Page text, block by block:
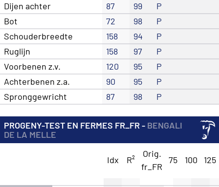
Dijen achter
87 99
P
Bot
72 98
P
Schouderbreedte
158 94
P
Ruglijn
158 97
P
Voorbenen z.v.
120 95
P
Achterbenen z.a.
90 95
P
Spronggewricht
87 98 P
PROGENY-TEST EN FERMES FR_FR - BENGALI
DE LA MELLE
Idx R²
Orig.
fr_FR
75 100 125